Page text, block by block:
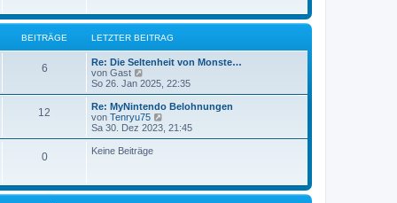
t
a
g
r
e
i
t
a
g
BEITRÄGE LETZTER BEITRAG
6
Re: Die Seltenheit von Monste…
von Gast
e
u
e
s
t
B
t
So 26. Jan 2025, 22:35
12
Re: MyNintendo Belohnungen
von Tenryu75
e
u
r
Sa 30. Dez 2023, 21:45
0 Keine Beiträge